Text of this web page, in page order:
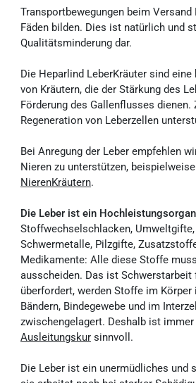
Transportbewegungen beim Versand
Fäden bilden. Dies ist natürlich und
Qualitätsminderung dar.
Die Heparlind LeberKräuter sind
von Kräutern, die der Stärkung des
Förderung des Gallenflusses
Regeneration von Leberzellen
Bei Anregung der Leber empfehlen
Nieren zu unterstützen,
NierenKräutern.
Die Leber ist ein
Stoffwechselschlacken,
Schwermetalle, Pilzgifte,
Medikamente: Alle diese Stoffe
ausscheiden. Das ist Schwerstarbeit
überfordert, werden Stoffe im Körper
Bändern, Bindegewebe und im
zwischengelagert. Deshalb ist
Ausleitungskur sinnvoll.
Die Leber ist ein unermüdliches und